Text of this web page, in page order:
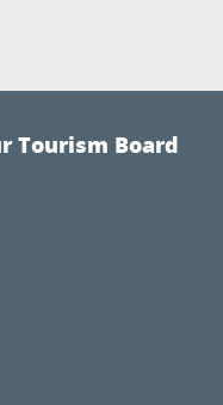
Tourism Board